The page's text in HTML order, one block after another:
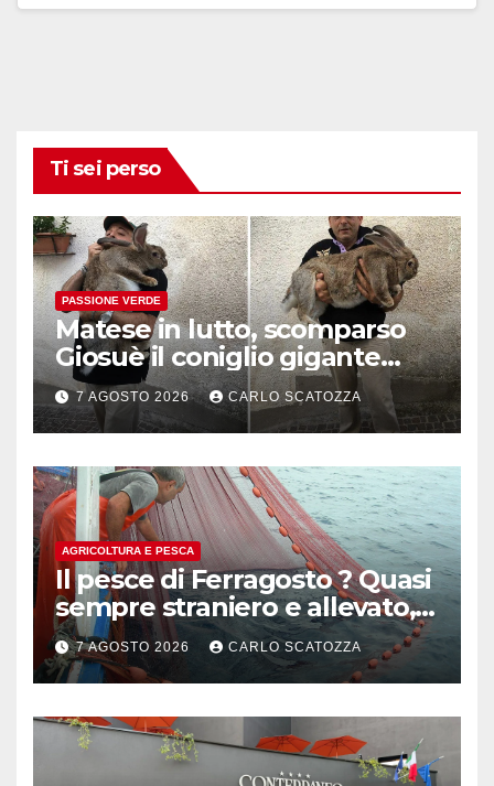
Ti sei perso
PASSIONE VERDE
Matese in lutto, scomparso
Giosuè il coniglio gigante
pluripremiato
7 AGOSTO 2026 CARLO SCATOZZA
AGRICOLTURA E PESCA
Il pesce di Ferragosto ? Quasi
sempre straniero e allevato,
in sofferenza
7 AGOSTO 2026 CARLO SCATOZZA